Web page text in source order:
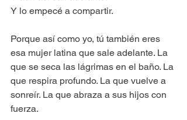
Y lo empecé a compartir.
Porque así como yo, tú también eres
esa mujer latina que sale adelante. La
que se seca las lágrimas en el baño. La
que respira profundo. La que vuelve a
sonreír. La que abraza a sus hijos con
fuerza.